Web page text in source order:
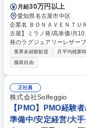
月給30万円以上
愛知県名古屋市中区
企業名 ＢＯＮＡＶＥＮＴＵＲＡ株式会社 求人名 【
古屋】ミラノ発/高単価/月10日休・希
発のラグジュアリーレザー
ます。入社3か月後に店長
どの店舗運営業務全般をお任せ
売業務(70%)：顧客と向き
格以上の価値と特別体験を
を用いた発注、新商品の納
VMD・レイアウト(10%)：
考案、顧客導線を意識した
グ(主力)・財布・スマホケース等/単価
ンド店長/名古屋】ミラノ発/
業界未経験歓迎 月平均残業
服装自由
正社員
株式会社Solfeggio
【PMO】PMO経験
準備中/安定経営/大